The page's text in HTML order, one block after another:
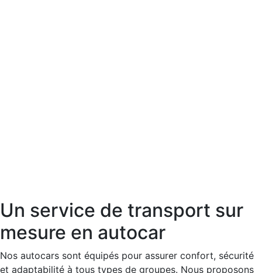
Un service de transport sur
mesure en autocar
Nos autocars sont équipés pour assurer confort, sécurité
et adaptabilité à tous types de groupes. Nous proposons